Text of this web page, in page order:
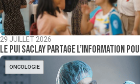
29 JUILLET 2026
Le PUI Saclay partage l’information
ONCOLOGIE